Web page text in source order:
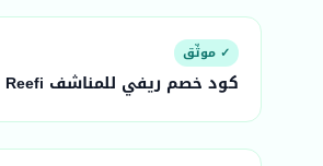
✓ موثّق
كود خصم ريفي للمناشف Reefi هو (LM21) يوفر...